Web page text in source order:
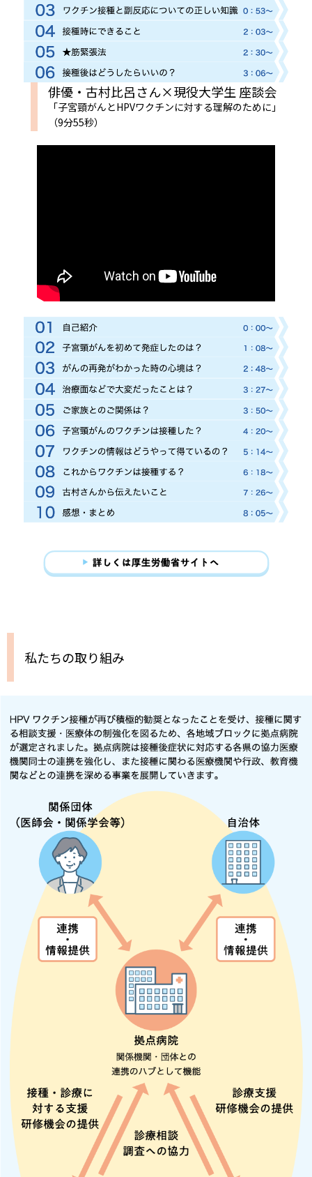
俳優・古村比呂さん×現役大学生 座談会
「子宮頸がんとHPVワクチンに対する理解のために」
（9分55秒）
私たちの取り組み